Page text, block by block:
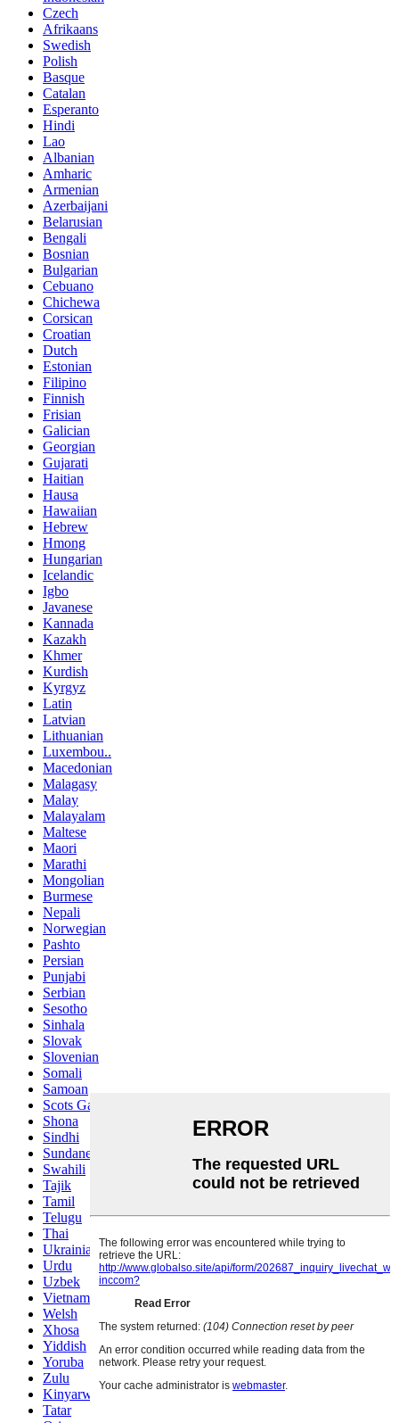
Czech
Afrikaans
Swedish
Polish
Basque
Catalan
Esperanto
Hindi
Lao
Albanian
Amharic
Armenian
Azerbaijani
Belarusian
Bengali
Bosnian
Bulgarian
Cebuano
Chichewa
Corsican
Croatian
Dutch
Estonian
Filipino
Finnish
Frisian
Galician
Georgian
Gujarati
Haitian
Hausa
Hawaiian
Hebrew
Hmong
Hungarian
Icelandic
Igbo
Javanese
Kannada
Kazakh
Khmer
Kurdish
Kyrgyz
Latin
Latvian
Lithuanian
Luxembou..
Macedonian
Malagasy
Malay
Malayalam
Maltese
Maori
Marathi
Mongolian
Burmese
Nepali
Norwegian
Pashto
Persian
Punjabi
Serbian
Sesotho
Sinhala
Slovak
Slovenian
Somali
Samoan
Scots Gaelic
Shona
Sindhi
Sundanese
Swahili
Tajik
Tamil
Telugu
Thai
Ukrainian
Urdu
Uzbek
Vietnamese
Welsh
Xhosa
Yiddish
Yoruba
Zulu
Kinyarwanda
Tatar